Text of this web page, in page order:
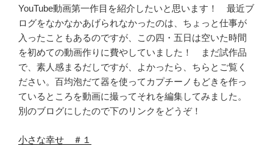
YouTube動画第一作目を紹介したいと思います！ 最近ブ
ログをなかなかあげられなかったのは、ちょっと仕事が
入ったこともあるのですが、この四・五日は空いた時間
を初めての動画作りに費やしていました！ まだ試作品
で、素人感まるだしですが、よかったら、ちらとご覧く
ださい。百均泡だて器を使ってカプチーノもどきを作っ
ているところを動画に撮ってそれを編集してみました。
別のブログにしたので下のリンクをどうぞ！
小さな幸せ ＃１